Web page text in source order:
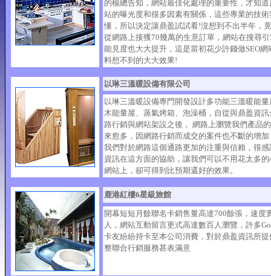
的楊總告知，網站最佳化處理的重要性，才知
站的曝光度和很多因素有關係，這些專業的技術
懂，所以決定讓鼎盈試試看!沒想到不出半年，
從網路上接獲70幾萬的生意訂單，網站在搜尋
能見度也大大提升，這是當初花少許錢做SEO網
料想不到的大大效果!
以琳三溫暖設備有限公司
以琳三溫暖設備專門開發設計多功能三溫暖能
木能量屋、蒸氣烤箱、泡澡桶，自從與鼎盈資訊
路行銷與網站架設之後， 網路上瀏覽我們產品
來愈多，因網路行銷而成交的案件也不斷的增
我們對於網路這個通路更加的注重與信賴，很感
資訊在這方面的協助，讓我們可以不用花太多
網站上，卻可得到比預期還好的效果。
鹿港紅樓6星級旅館
開幕短短月餘聯名卡銷售量高達700餘張，速度
人，網站互動留言更式高達數百人瀏覽，許多
卡友紛紛持卡至本公司消費，對於鼎盈資訊所提
整聯合行銷服務甚表滿意